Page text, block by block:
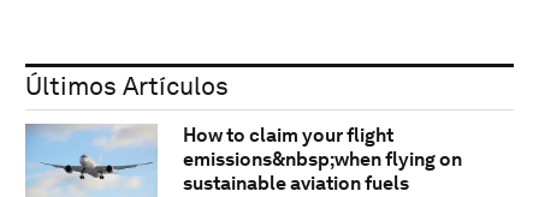
Últimos Artículos
How to claim your flight
emissions&nbsp;when flying on
sustainable aviation fuels